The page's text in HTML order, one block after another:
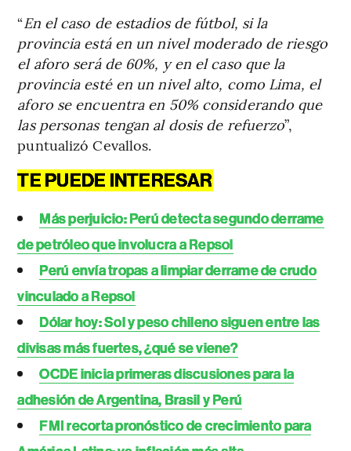
“En el caso de estadios de fútbol, si la
provincia está en un nivel moderado de riesgo
el aforo será de 60%, y en el caso que la
provincia esté en un nivel alto, como Lima, el
aforo se encuentra en 50% considerando que
las personas tengan al dosis de refuerzo”,
puntualizó Cevallos.
TE PUEDE INTERESAR
Más perjuicio: Perú detecta segundo derrame
de petróleo que involucra a Repsol
Perú envía tropas a limpiar derrame de crudo
vinculado a Repsol
Dólar hoy: Sol y peso chileno siguen entre las
divisas más fuertes, ¿qué se viene?
OCDE inicia primeras discusiones para la
adhesión de Argentina, Brasil y Perú
FMI recorta pronóstico de crecimiento para